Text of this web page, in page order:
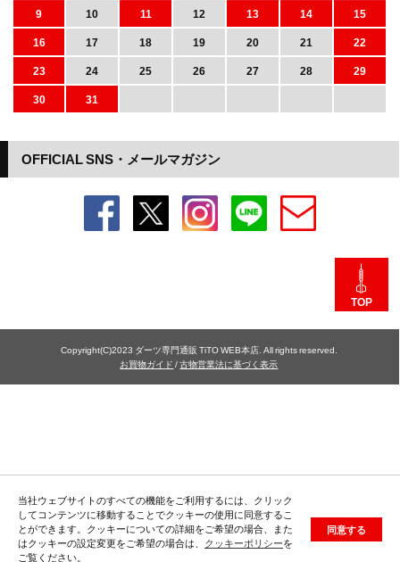
当社ウェブサイトのすべての機能をご利用するには、クリック
してコンテンツに移動することでクッキーの使用に同意するこ
とができます。クッキーについての詳細をご希望の場合、また
はクッキーの設定変更をご希望の場合は、 クッキーポリシーを
ご覧ください。
同意する
OFFICIAL SNS・メールマガジン
9
10 11 12 13 14
15
16
17 18 19 20 21
22
23
24 25 26 27 28
29
30
31
TOP
Copyright(C)2023 ダーツ専門通販 TiTO WEB本店. All rights reserved.
お買物ガイド /古物営業法に基づく表示